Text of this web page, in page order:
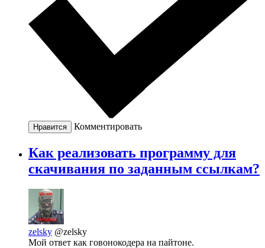
Нравится Комментировать
Как реализовать программу для
скачивания по заданным ссылкам?
zelsky @zelsky
Мой ответ как говонокодера на пайтоне.